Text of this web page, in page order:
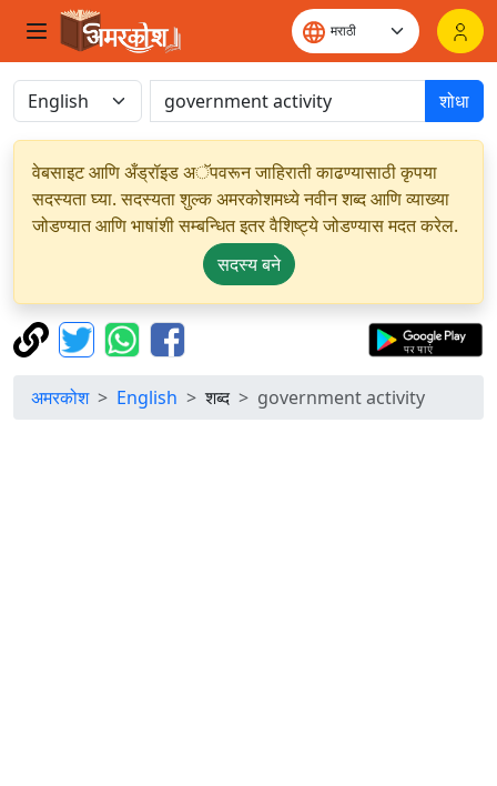
शोधा
वेबसाइट आणि अँड्रॉइड अॅपवरून जाहिराती काढण्यासाठी कृपया
सदस्यता घ्या. सदस्यता शुल्क अमरकोशमध्ये नवीन शब्द आणि व्याख्या
जोडण्यात आणि भाषांशी सम्बन्धित इतर वैशिष्ट्ये जोडण्यास मदत करेल.
सदस्य बने
अमरकोश English शब्द government activity